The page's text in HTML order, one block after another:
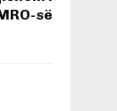
së